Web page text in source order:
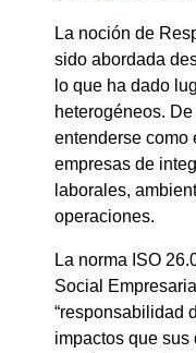
La noción de
sido abordada
lo que ha dado
heterogéneos.
entenderse como
empresas de
laborales,
operaciones.
La norma ISO
Social
“responsabilidad
impactos que